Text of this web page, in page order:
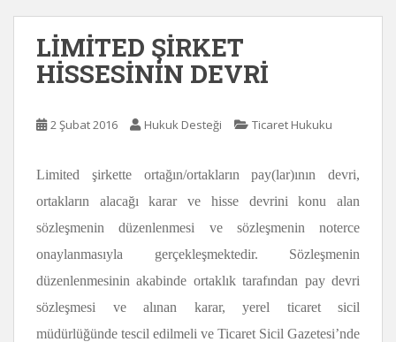
LİMİTED ŞİRKET
HİSSESİNİN DEVRİ
2 Şubat 2016 Hukuk Desteği Ticaret Hukuku
Limited şirkette ortağın/ortakların pay(lar)ının devri,
ortakların alacağı karar ve hisse devrini konu alan
sözleşmenin düzenlenmesi ve sözleşmenin noterce
onaylanmasıyla gerçekleşmektedir. Sözleşmenin
düzenlenmesinin akabinde ortaklık tarafından pay devri
sözleşmesi ve alınan karar, yerel ticaret sicil
müdürlüğünde tescil edilmeli ve Ticaret Sicil Gazetesi’nde